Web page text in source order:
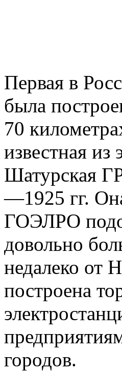
Первая в
была
70
известная
Шатурская
—1925 гг.
ГОЭЛРО
довольно
недалеко от
построена
городов.